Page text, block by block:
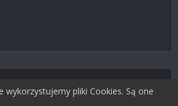
nas na Twitterze
wykorzystujemy pliki Cookies. Są one